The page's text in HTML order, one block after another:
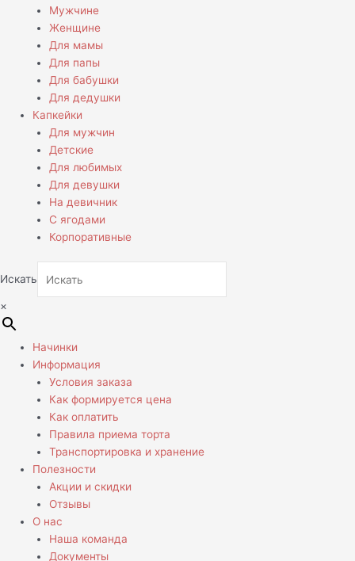
Мужчине
Женщине
Для мамы
Для папы
Для бабушки
Для дедушки
Капкейки
Для мужчин
Детские
Для любимых
Для девушки
На девичник
С ягодами
Корпоративные
Искать
×
Начинки
Информация
Условия заказа
Как формируется цена
Как оплатить
Правила приема торта
Транспортировка и хранение
Полезности
Акции и скидки
Отзывы
О нас
Наша команда
Документы